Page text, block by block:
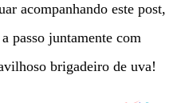
acompanhando este post,
passo juntamente com
brigadeiro de uva!